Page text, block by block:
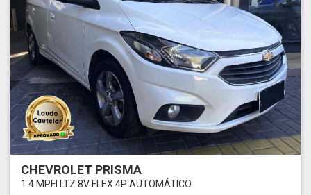
CHEVROLET PRISMA
1.4 MPFI LTZ 8V FLEX 4P AUTOMÁTICO